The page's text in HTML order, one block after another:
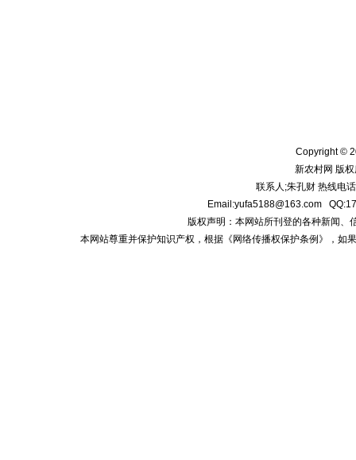
Copyright ©
新农村网 版
联系人;朱孔财 热线电
Email:yufa5188@163.com
版权声明：本网站所刊登的各种新闻、
本网站尊重并保护知识产权，根据《网络传播权保护条例》，如